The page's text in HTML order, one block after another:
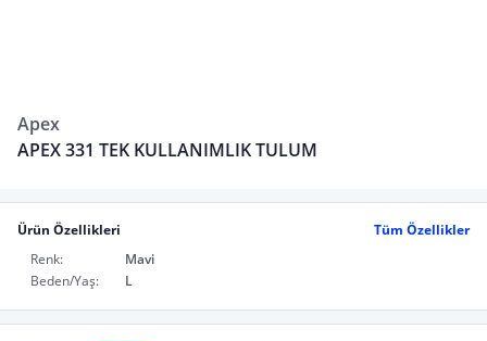
Apex
APEX 331 TEK KULLANIMLIK TULUM
Ürün Özellikleri
Tüm Özellikler
Renk:
Mavi
Beden/Yaş:
L